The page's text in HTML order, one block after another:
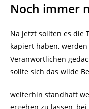
Noch immer
Na jetzt sollten es die
kapiert haben,
Veranwortlichen
sollte sich das wilde
weiterhin standhaft